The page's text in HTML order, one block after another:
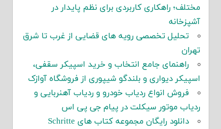
مختلف؛ راهکاری کاربردی برای نظم پایدار در
آشپزخانه
تحلیل تخصصی رویه های قضایی از غرب تا شرق
تهران
راهنمای جامع انتخاب و خرید اسپیکر سقفی،
اسپیکر دیواری و بلندگو شیپوری از فروشگاه آوازک
فروش انواع ردیاب خودرو و ردیاب آهنربایی و
ردیاب موتور سیکلت در پیام جی پی اس
دانلود رایگان مجموعه کتاب های Schritte